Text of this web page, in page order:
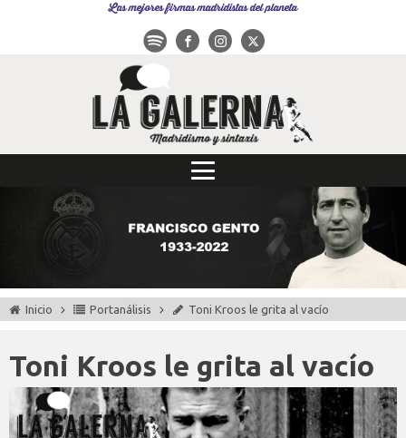
Las mejores firmas madridistas del planeta
Inicio Portanálisis Toni Kroos le grita al vacío
Toni Kroos le grita al vacío